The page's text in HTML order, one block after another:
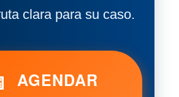
clara para su caso.
AGENDAR